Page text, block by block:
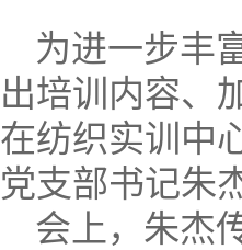
为进一步丰
出培训内容、
在纺织实训中
党支部书记朱
会上，朱杰